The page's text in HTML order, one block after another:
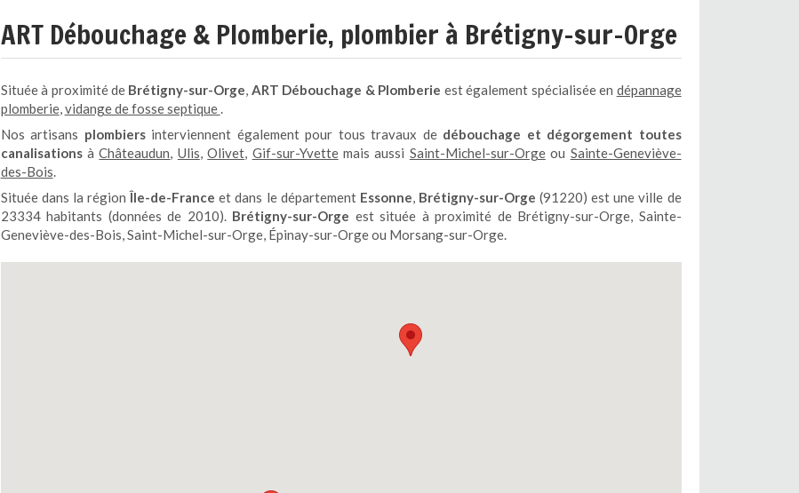
ART Débouchage & Plomberie, plombier à Brétigny-sur-Orge
Située à proximité de Brétigny-sur-Orge, ART Débouchage & Plomberie est également spécialisée en dépannage
plomberie,vidange de fosse septique.
Nos artisans plombiersinterviennent également pour tous travaux de débouchage et dégorgement toutes
canalisationsàChâteaudun, Ulis,Olivet, Gif-sur-Yvettemais aussi Saint-Michel-sur-Orgeou Sainte-Geneviève-
des-Bois.
Située dans la régionÎle-de-France et dans le département Essonne, Brétigny-sur-Orge (91220) est une ville de
23334 habitants (données de 2010). Brétigny-sur-Orge est située à proximité de Brétigny-sur-Orge, Sainte-
Geneviève-des-Bois, Saint-Michel-sur-Orge, Épinay-sur-Orge ou Morsang-sur-Orge.